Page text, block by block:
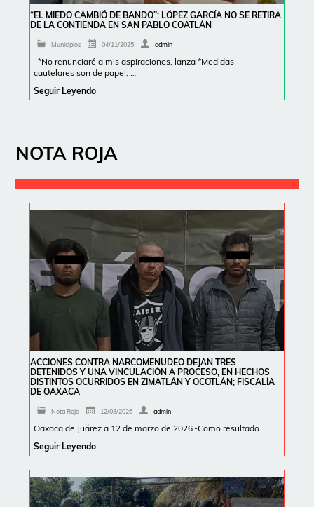
“EL MIEDO CAMBIÓ DE BANDO”: LÓPEZ GARCÍA NO SE RETIRA
DE LA CONTIENDA EN SAN PABLO COATLÁN
Municipios 04/11/2025 admin
*No renunciaré a mis aspiraciones, lanza *Medidas
cautelares son de papel, …
Seguir Leyendo
NOTA ROJA
ACCIONES CONTRA NARCOMENUDEO DEJAN TRES
DETENIDOS Y UNA VINCULACIÓN A PROCESO, EN HECHOS
DISTINTOS OCURRIDOS EN ZIMATLÁN Y OCOTLÁN; FISCALÍA
DE OAXACA
Nota Roja 12/03/2026 admin
Oaxaca de Juárez a 12 de marzo de 2026.-Como resultado …
Seguir Leyendo